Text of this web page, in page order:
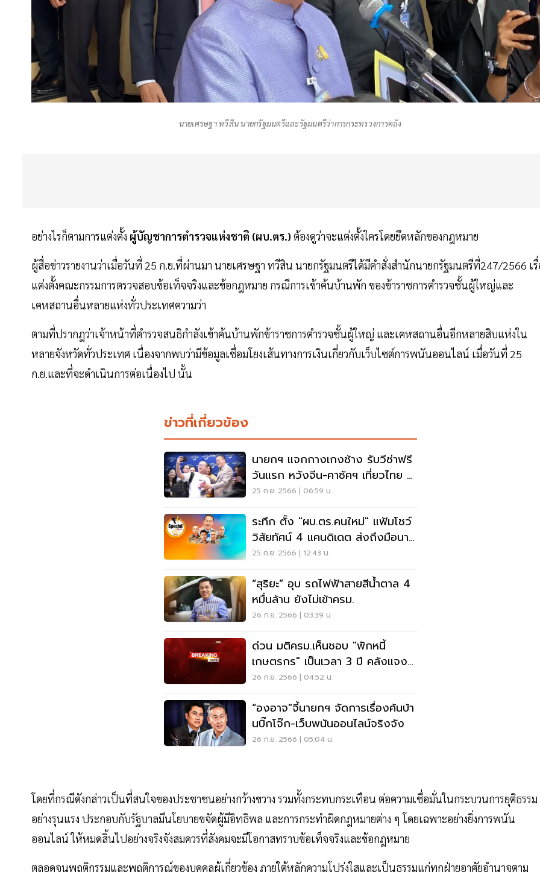
นายเศรษฐา ทวีสิน นายกรัฐมนตรีและรัฐมนตรีว่าการกระทรวงการคลัง
อย่างไรก็ตามการแต่งตั้ง ผู้บัญชาการตำรวจแห่งชาติ (ผบ.ตร.) ต้องดูว่าจะแต่งตั้งใครโดยยึดหลักของกฎหมาย
ผู้สื่อข่าวรายงานว่าเมื่อวันที่ 25 ก.ย.ที่ผ่านมา นายเศรษฐา ทวีสิน นายกรัฐมนตรีได้มีคำสั่งสำนักนายกรัฐมนตรีที่247/2566 เรื่
แต่งตั้งคณะกรรมการตรวจสอบข้อเท็จจริงและข้อกฎหมาย กรณีการเข้าค้นบ้านพัก ของข้าราชการตำรวจชั้นผู้ใหญ่และ
เคหสถานอื่นหลายแห่งทั่วประเทศความว่า
ตามที่ปรากฎว่าเจ้าหน้าที่ตำรวจสนธิกำลังเข้าค้นบ้านพักข้าราชการตำรวจชั้นผู้ใหญ่ และเคหสถานอื่นอีกหลายสิบแห่งใน
หลายจังหวัดทั่วประเทศ เนื่องจากพบว่ามีข้อมูลเชื่อมโยงเส้นทางการเงินเกี่ยวกับเว็บไซต์การพนันออนไลน์ เมื่อวันที่ 25
ก.ย.และที่จะดำเนินการต่อเนื่องไป นั้น
ข่าวที่เกี่ยวข้อง
นายกฯ แจกกางเกงช้าง รับวีซ่าฟรี
วันแรก หวังจีน-คาซัคฯ เที่ยวไทย 3
ล้านคน
25 ก.ย. 2566 | 06:59 น.
ระทึก ตั้ง "ผบ.ตร.คนใหม่" แฟ้มโชว์
วิสัยทัศน์ 4 แคนดิเดต ส่งถึงมือนา
ยกฯ
25 ก.ย. 2566 | 12:43 น.
“สุริยะ” อุบ รถไฟฟ้าสายสีน้ำตาล 4
หมื่นล้าน ยังไม่เข้าครม.
26 ก.ย. 2566 | 03:39 น.
ด่วน มติครม.เห็นชอบ "พักหนี้
เกษตรกร" เป็นเวลา 3 ปี คลังแจง
รายละเอียดบ่ายนี้
26 ก.ย. 2566 | 04:52 น.
“องอาจ”จี้นายกฯ จัดการเรื่องค้นบ้า
นบิ๊กโจ๊ก-เว็บพนันออนไลน์จริงจัง
26 ก.ย. 2566 | 05:04 น.
โดยที่กรณีดังกล่าวเป็นที่สนใจของประชาชนอย่างกว้างขวาง รวมทั้งกระทบกระเทือน ต่อความเชื่อมั่นในกระบวนการยุติธรรม
อย่างรุนแรง ประกอบกับรัฐบาลมีนโยบายขจัดผู้มีอิทธิพล และการกระทำผิดกฎหมายต่าง ๆ โดยเฉพาะอย่างยิ่งการพนัน
ออนไลน์ ให้หมดสิ้นไปอย่างจริงจังสมควรที่สังคมจะมีโอกาสทราบข้อเท็จจริงและข้อกฎหมาย
ตลอดจนพฤติกรรมและพฤติการณ์ของบุคคลผู้เกี่ยวข้อง ภายใต้หลักความโปร่งใสและเป็นธรรมแก่ทุกฝ่ายอาศัยอำนาจตาม